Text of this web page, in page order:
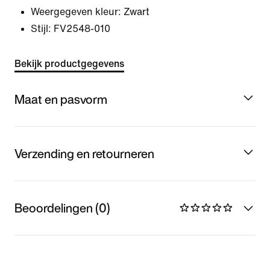
Weergegeven kleur: Zwart
Stijl: FV2548-010
Bekijk productgegevens
Maat en pasvorm
Verzending en retourneren
Beoordelingen (0)